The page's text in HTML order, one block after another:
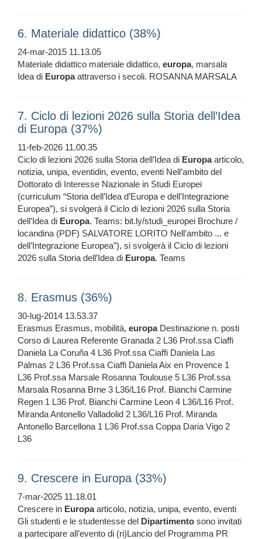
6. Materiale didattico (38%)
24-mar-2015 11.13.05
Materiale didattico materiale didattico, europa, marsala
Idea di Europaattraverso i secoli. ROSANNA MARSALA
7. Ciclo di lezioni 2026 sulla Storia dell’Idea
di Europa (37%)
11-feb-2026 11.00.35
Ciclo di lezioni 2026 sulla Storia dell’Idea di Europaarticolo,
notizia, unipa, eventidin, evento, eventi Nell’ambito del
Dottorato di Interesse Nazionale in Studi Europei
(curriculum “Storia dell’Idea d’Europa e dell’Integrazione
Europea”), si svolgerà il Ciclo di lezioni 2026 sulla Storia
dell’Idea di Europa. Teams: bit.ly/studi_europei Brochure /
locandina (PDF) SALVATORE LORITO Nell’ambito ... e
dell’Integrazione Europea”), si svolgerà il Ciclo di lezioni
2026 sulla Storia dell’Idea di Europa. Teams
8. Erasmus (36%)
30-lug-2014 13.53.37
Erasmus Erasmus, mobilità, europaDestinazione n. posti
Corso di Laurea Referente Granada 2 L36 Prof.ssa Ciaffi
Daniela La Coruña 4 L36 Prof.ssa Ciaffi Daniela Las
Palmas 2 L36 Prof.ssa Ciaffi Daniela Aix en Provence 1
L36 Prof.ssa Marsale Rosanna Toulouse 5 L36 Prof.ssa
Marsala Rosanna Brne 3 L36/L16 Prof. Bianchi Carmine
Regen 1 L36 Prof. Bianchi Carmine Leon 4 L36/L16 Prof.
Miranda Antonello Valladolid 2 L36/L16 Prof. Miranda
Antonello Barcellona 1 L36 Prof.ssa Coppa Daria Vigo 2
L36
9. Crescere in Europa (33%)
7-mar-2025 11.18.01
Crescere in Europaarticolo, notizia, unipa, evento, eventi
Gli studenti e le studentesse del Dipartimento sono invitati
a partecipare all’evento di (ri)Lancio del Programma PR